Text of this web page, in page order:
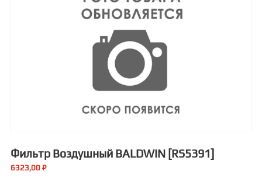
Фильтр Воздушный BALDWIN [RS5391]
6323,00 ₽